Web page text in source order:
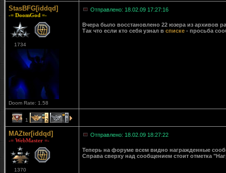
StasBFG[iddqd]
-= DoomGod =-
1734
Doom Rate: 1.58
Отправлено: 18.02.09 17:27:16
Вчера было восстановлено 22 юзера из архивов
Так что если кто себя узнал в списке - просьба
1 2 1
MAZter[iddqd]
-= WebMaster =-
1370
Отправлено: 18.02.09 18:27:22
Теперь на форуме всем видно награжденные
Справа сверху над сообщением стоит отметка